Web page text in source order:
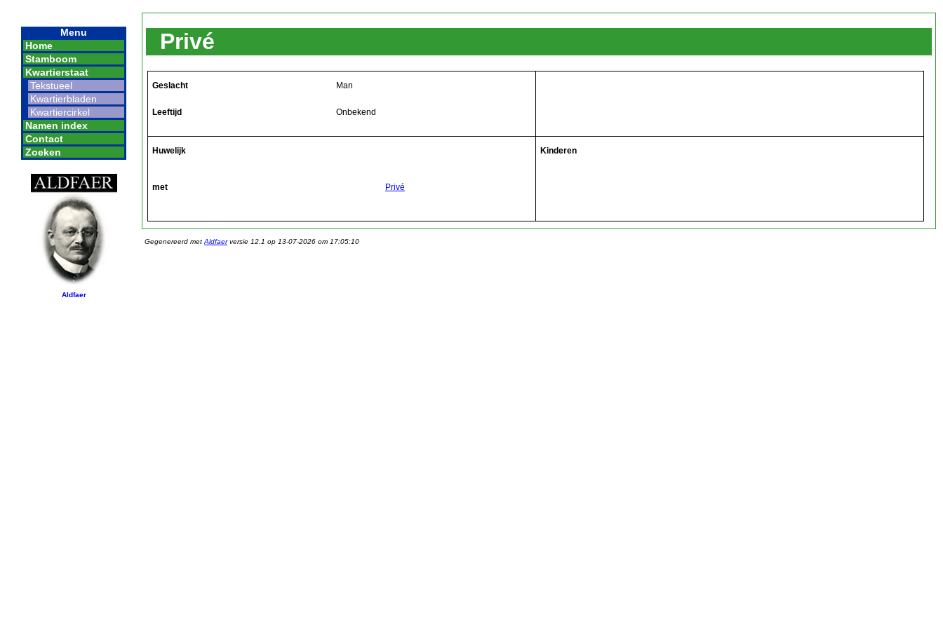
Menu
Home
Stamboom
Kwartierstaat
Tekstueel
Kwartierbladen
Kwartiercirkel
Namen index
Contact
Zoeken
Aldfaer
Privé
Geslacht Man
Leeftijd Onbekend
Huwelijk
met Privé
Kinderen
Gegenereerd met Aldfaerversie 12.1 op 13-07-2026 om 17:05:10